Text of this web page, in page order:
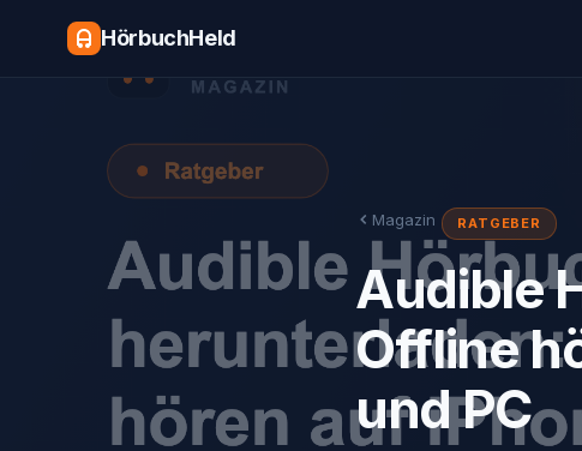
HörbuchHeld
Magazin RATGEBER
Audible
Offline
und PC